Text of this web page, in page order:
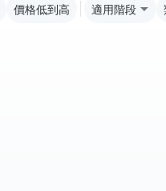
價格低到高 適用階段